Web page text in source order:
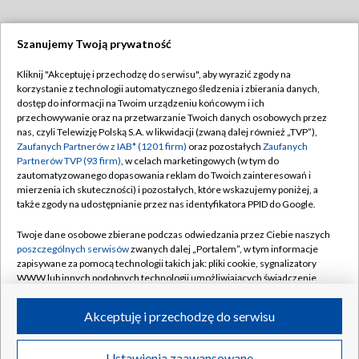
TVP
Abonament TVP
Emisja w TVP
Centrum informacji TVP
Naziemna Telewizja Cyfrowa
Rada Programowa
System NOS
Informacje o nadawcy
Program dla prasy
Regulamin TVP
Polityka prywatności
Moje zgody
Pomoc
Kontakt
Kanały
©2026 Telewizja Polska S.A. w likwidacji
Szanujemy Twoją prywatność
Kliknij "Akceptuję i przechodzę do serwisu", aby wyrazić zgody na
korzystanie z technologii automatycznego śledzenia i zbierania danych,
dostęp do informacji na Twoim urządzeniu końcowym i ich
przechowywanie oraz na przetwarzanie Twoich danych osobowych przez
nas, czyli Telewizję Polską S.A. w likwidacji (zwaną dalej również „TVP”),
Zaufanych Partnerów z IAB* (1201 firm) oraz pozostałych Zaufanych
Partnerów TVP (93 firm), w celach marketingowych (w tym do
zautomatyzowanego dopasowania reklam do Twoich zainteresowań i
mierzenia ich skuteczności) i pozostałych, które wskazujemy poniżej, a
także zgody na udostępnianie przez nas identyfikatora PPID do Google.
Twoje dane osobowe zbierane podczas odwiedzania przez Ciebie naszych
poszczególnych serwisówzwanych dalej „Portalem”, w tym informacje
zapisywane za pomocą technologii takich jak: pliki cookie, sygnalizatory
WWW lub innych podobnych technologii umożliwiających świadczenie
ruchu w Internecie.
Twoje dane osobowe zbierane podczas odwiedzania przez Ciebie
Akceptuję i przechodzę do serwisu